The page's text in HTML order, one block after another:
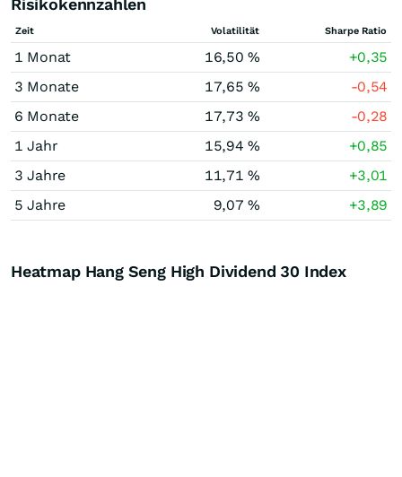
Risikokennzahlen
Zeit Volatilität Sharpe Ratio
1 Monat 16,50 %
+0,35
3 Monate
17,65 %
-0,54
6 Monate
17,73 %
-0,28
1 Jahr
15,94 %
+0,85
3 Jahre
11,71 %
+3,01
5 Jahre
9,07 % +3,89
Heatmap Hang Seng High Dividend 30 Index